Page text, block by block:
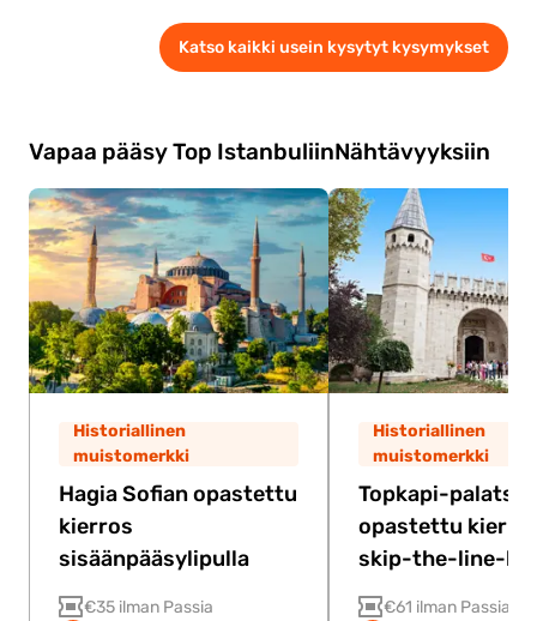
Kyllä, Bursa-päiväretki onlapsiystävällinen,
ja tarjolla on tekemistä, kuten köysirata-ajelu
Katso kaikki usein kysytyt kysymykset
Vapaa pääsy Top IstanbuliinNähtävyyksiin
Historiallinen
muistomerkki
Hagia Sofian opastettu
kierros
sisäänpääsylipulla
€35 ilman Passia
Historiallinen
muistomerkki
Topkapi-palatsin
opastettu
skip-the-line-
€61 ilman Passia